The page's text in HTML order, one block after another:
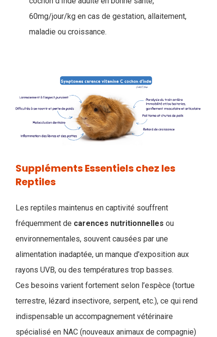
60mg/jour/kg en cas de gestation, allaitement,
maladie ou croissance.
Suppléments Essentiels chez les
Reptiles
Les reptiles maintenus en captivité souffrent
fréquemment de carences nutritionnelles ou
environnementales, souvent causées par une
alimentation inadaptée, un manque d'exposition aux
rayons UVB, ou des températures trop basses.
Ces besoins varient fortement selon l’espèce (tortue
terrestre, lézard insectivore, serpent, etc.), ce qui rend
indispensable un accompagnement vétérinaire
spécialisé en NAC (nouveaux animaux de compagnie)